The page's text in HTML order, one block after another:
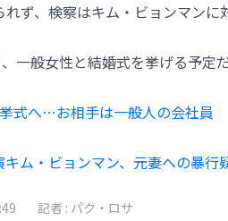
ず、検察はキム・ビョンマンに
一般女性と結婚式を挙げる予定だ
式へ…お相手は一般人の会社員
キム・ビョンマン、元妻への暴行
記者 : パク・ロサ